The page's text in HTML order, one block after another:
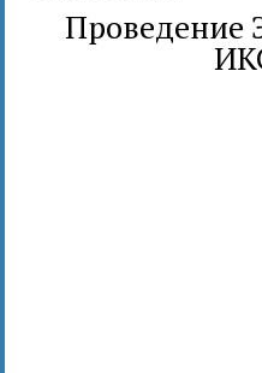
Проведение